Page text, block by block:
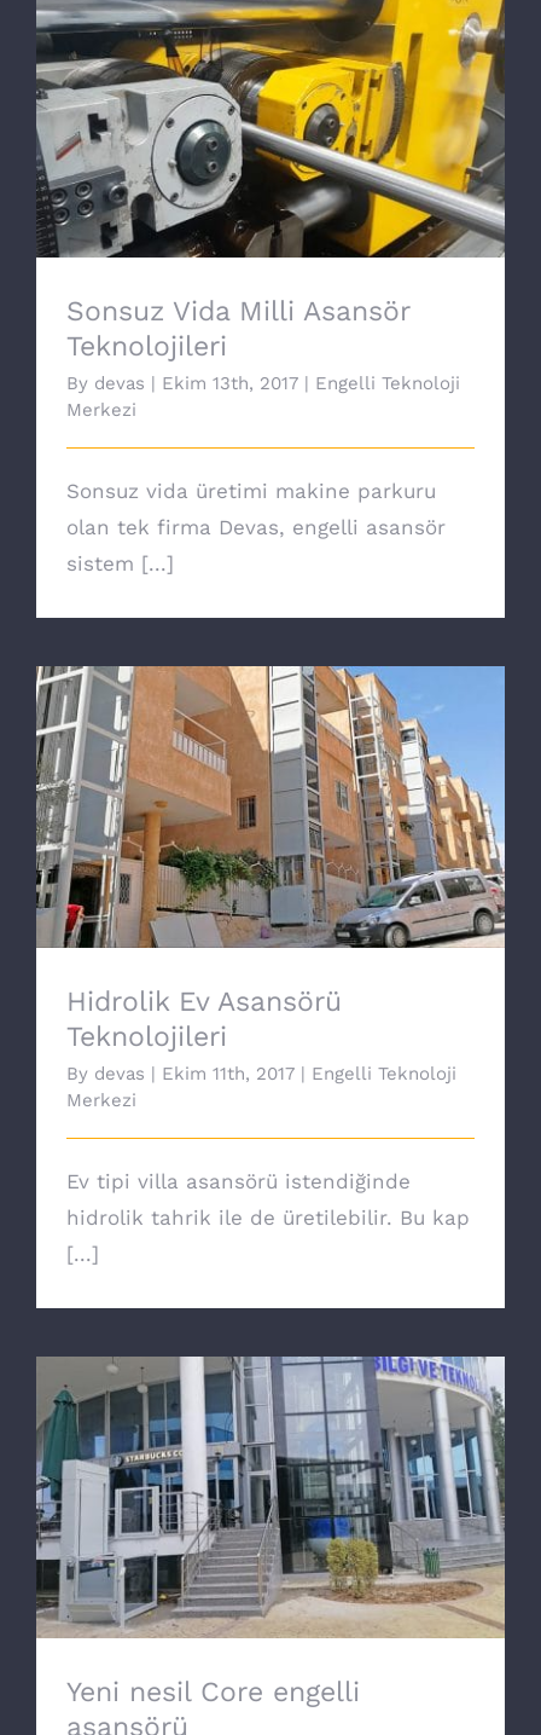
Sonsuz Vida Milli Asansör Teknolojileri
Sonsuz Vida Milli Asansör
Teknolojileri
By devas | Ekim 13th, 2017 | Engelli Teknoloji
Merkezi
Sonsuz vida üretimi makine parkuru
olan tek firma Devas, engelli asansör
sistem [...]
Hidrolik Ev Asansörü Teknolojileri
Hidrolik Ev Asansörü
Teknolojileri
By devas | Ekim 11th, 2017 | Engelli Teknoloji
Merkezi
Ev tipi villa asansörü istendiğinde
hidrolik tahrik ile de üretilebilir. Bu kap
[...]
Yeni nesil Core engelli asansörü
Yeni nesil Core engelli
asansörü